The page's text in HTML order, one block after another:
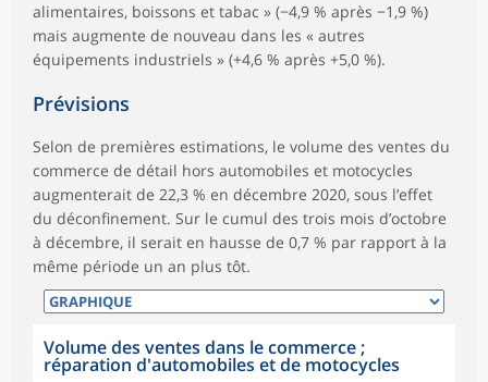
alimentaires, boissons et tabac » (−4,9 % après −1,9 %)
mais augmente de nouveau dans les « autres
équipements industriels » (+4,6 % après +5,0 %).
Prévisions
Selon de premières estimations, le volume des ventes du
commerce de détail hors automobiles et motocycles
augmenterait de 22,3 % en décembre 2020, sous l’effet
du déconfinement. Sur le cumul des trois mois d’octobre
à décembre, il serait en hausse de 0,7 % par rapport à la
même période un an plus tôt.
Volume des ventes dans le commerce ;
réparation d'automobiles et de motocycles